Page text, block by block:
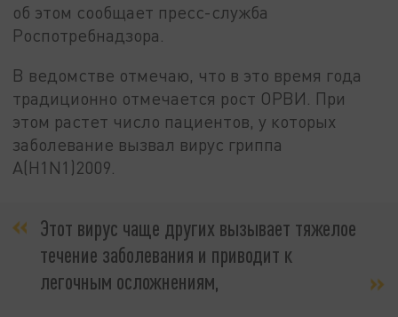
об этом сообщает пресс-служба
Роспотребнадзора.
В ведомстве отмечаю, что в это время года
традиционно отмечается рост ОРВИ. При
этом растет число пациентов, у которых
заболевание вызвал вирус гриппа
А(H1N1)2009.
Этот вирус чаще других вызывает тяжелое
течение заболевания и приводит к
легочным осложнениям,